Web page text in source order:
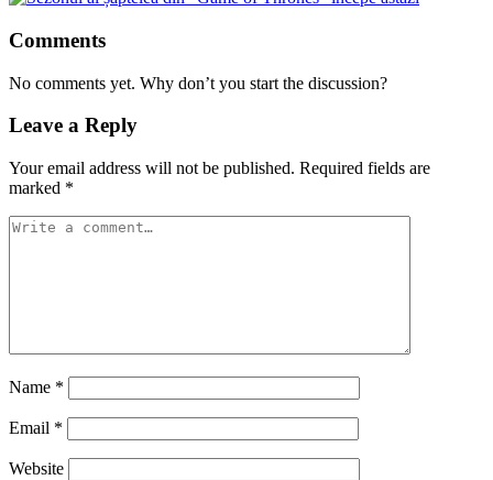
Comments
No comments yet. Why don’t you start the discussion?
Leave a Reply
Your email address will not be published. Required fields are
marked *
Name *
Email *
Website